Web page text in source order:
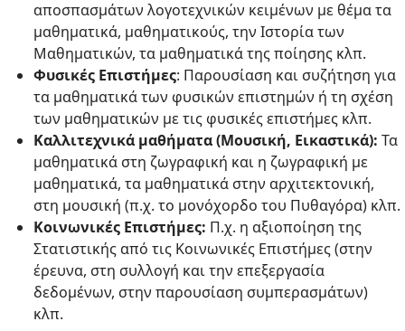
αποσπασμάτων λογοτεχνικών κειμένων με θέμα τα
μαθηματικά, μαθηματικούς, την Ιστορία των
Μαθηματικών, τα μαθηματικά της ποίησης κλπ.
Φυσικές Επιστήμες: Παρουσίαση και συζήτηση για
τα μαθηματικά των φυσικών επιστημών ή τη σχέση
των μαθηματικών με τις φυσικές επιστήμες κλπ.
Καλλιτεχνικά μαθήματα (Μουσική, Εικαστικά): Τα
μαθηματικά στη ζωγραφική και η ζωγραφική με
μαθηματικά, τα μαθηματικά στην αρχιτεκτονική,
στη μουσική (π.χ. το μονόχορδο του Πυθαγόρα) κλπ.
Κοινωνικές Επιστήμες: Π.χ. η αξιοποίηση της
Στατιστικής από τις Κοινωνικές Επιστήμες (στην
έρευνα, στη συλλογή και την επεξεργασία
δεδομένων, στην παρουσίαση συμπερασμάτων)
κλπ.